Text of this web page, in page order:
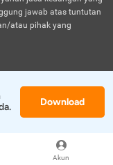
Akun
jawab atas tuntutan
atau pihak yang
Download